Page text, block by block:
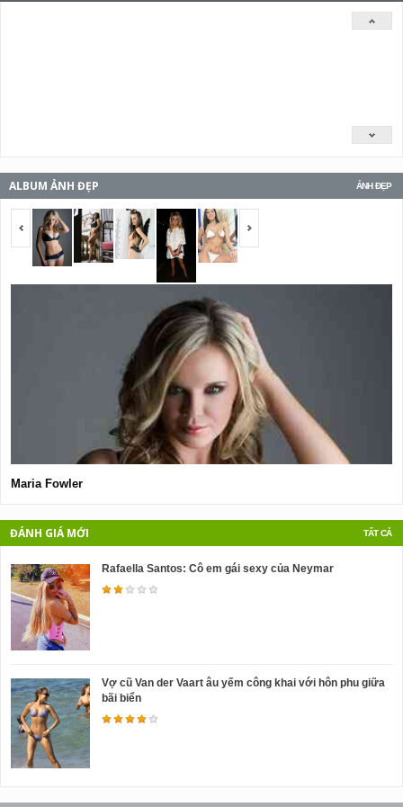
ẢNH ĐẸP
ALBUM ẢNH ĐẸP
<span></span>
Maria Fowler
TẤT CẢ
ĐÁNH GIÁ MỚI
Rafaella Santos: Cô em gái sexy của Neymar
Vợ cũ Van der Vaart âu yếm công khai với hôn phu giữa
bãi biển